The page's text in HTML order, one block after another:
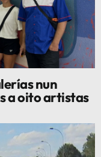
nun
a oito artistas